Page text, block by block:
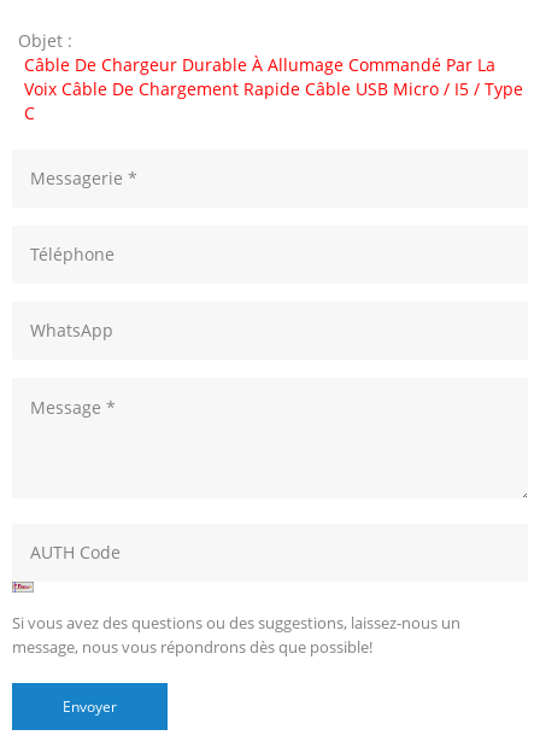
Objet :
Câble De Chargeur Durable À Allumage Commandé Par La
Voix Câble De Chargement Rapide Câble USB Micro / I5 / Type
C
Si vous avez des questions ou des suggestions, laissez-nous un
message, nous vous répondrons dès que possible!